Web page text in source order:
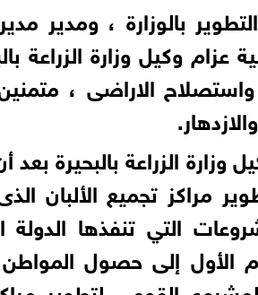
بالوزارة ، ومدير
وكيل وزارة الزراعة
واستصلاح الاراضى ،
الزراعة بالبحيرة
تجميع الألبان الذى
التي تنفذها
الأول إلى حصول